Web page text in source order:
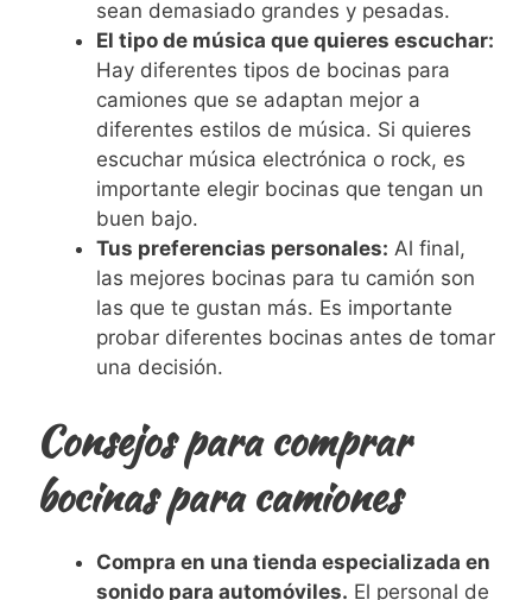
sean demasiado grandes y pesadas.
El tipo de música que quieres escuchar:
Hay diferentes tipos de bocinas para
camiones que se adaptan mejor a
diferentes estilos de música. Si quieres
escuchar música electrónica o rock, es
importante elegir bocinas que tengan un
buen bajo.
Tus preferencias personales: Al final,
las mejores bocinas para tu camión son
las que te gustan más. Es importante
probar diferentes bocinas antes de tomar
una decisión.
Consejos para comprar
bocinas para camiones
Compra en una tienda especializada en
sonido para automóviles. El personal de